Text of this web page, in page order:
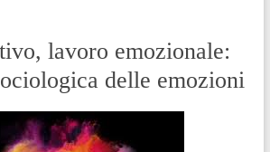
lavoro emozionale:
delle emozioni